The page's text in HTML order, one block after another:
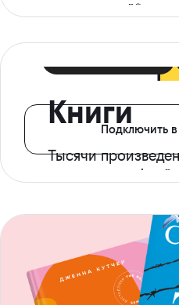
ограничений*
Книги
Тысячи
с доступом офлайн
Подключить